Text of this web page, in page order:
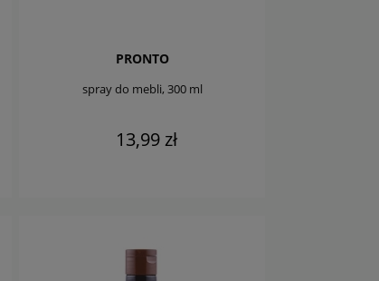
PRONTO
spray do mebli, 300 ml
13,99 zł